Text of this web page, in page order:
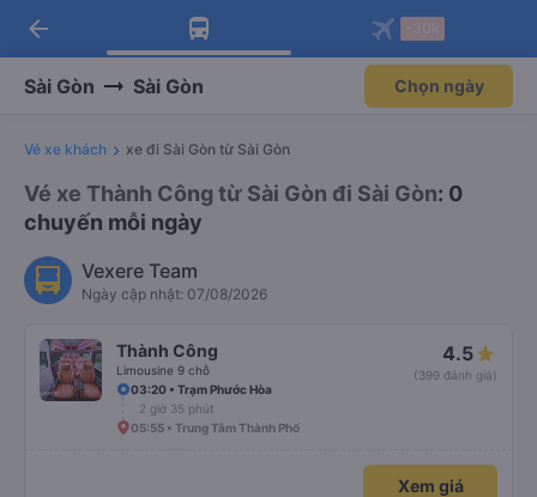
Tải app Vexere ngay!
Nhận ưu đãi thành viên độc
Mở app
Tải app Vexere
-30k/ghế khi đặt vé máy bay qua
Mở app
arrow_back
Sài Gòn Sài Gòn Chọn ngày
Vé xe khách xe đi Sài Gòn từ Sài Gòn
Vé xe Thành Công từ Sài Gòn đi Sài Gòn: 0
chuyến mỗi ngày
Vexere Team
Ngày cập nhật: 07/08/2026
Thành Công
Limousine 9 chỗ
4.5
(399 đánh giá)
03:20 • Trạm Phước Hòa
2 giờ 35 phút
05:55 • Trung Tâm Thành Phố
Xem giá